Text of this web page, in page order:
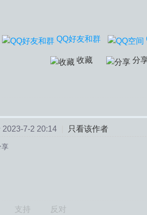
QQ好友和群
收藏 分
2023-7-2 20:14 只看该作者
支持 反对